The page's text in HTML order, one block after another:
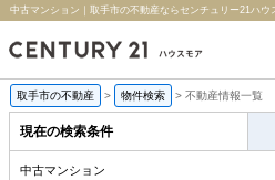
中古マンション｜取手市の不動産ならセンチュリー21ハウ
取手市の不動産 > 物件検索 > 不動産情報一覧
現在の検索条件
中古マンション